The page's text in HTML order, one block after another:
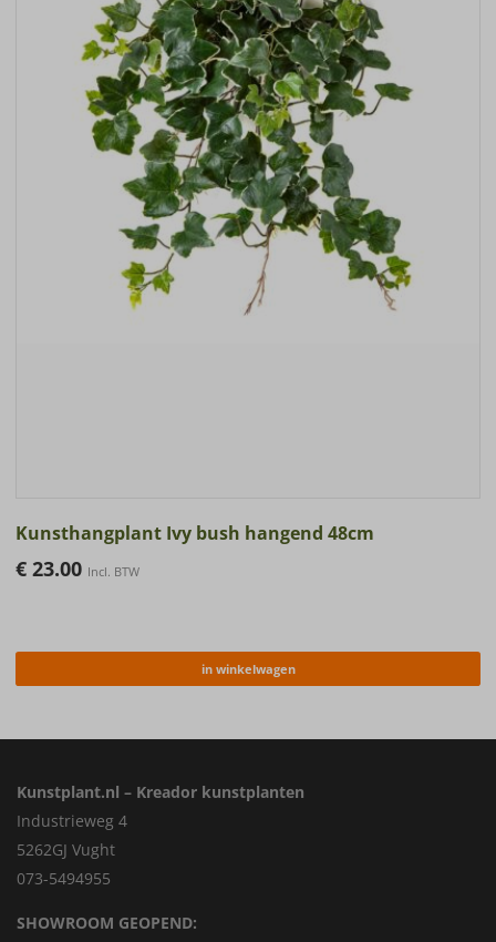
Kunsthangplant Ivy bush hangend 48cm
€ 23.00 Incl. BTW
in winkelwagen
Kunstplant.nl – Kreador kunstplanten
Industrieweg 4
5262GJ Vught
073-5494955
SHOWROOM GEOPEND: